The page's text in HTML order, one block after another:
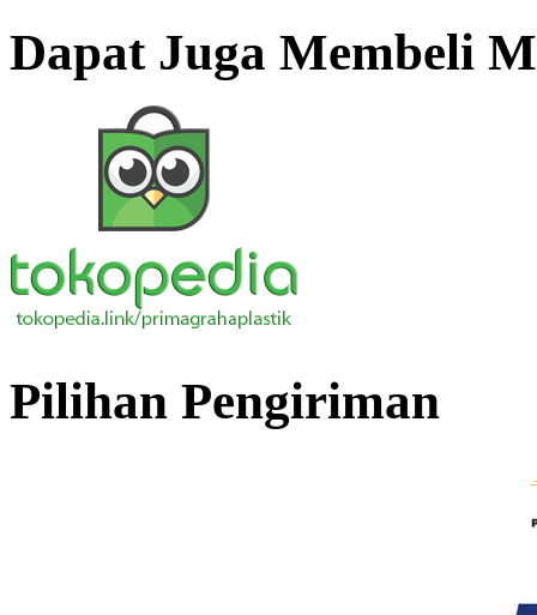
Dapat Juga Membeli
Pilihan Pengiriman